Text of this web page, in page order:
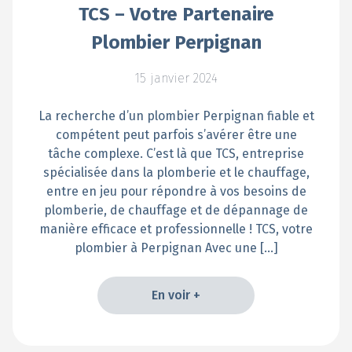
TCS – Votre Partenaire
Plombier Perpignan
15 janvier 2024
La recherche d’un plombier Perpignan fiable et
compétent peut parfois s’avérer être une
tâche complexe. C’est là que TCS, entreprise
spécialisée dans la plomberie et le chauffage,
entre en jeu pour répondre à vos besoins de
plomberie, de chauffage et de dépannage de
manière efficace et professionnelle ! TCS, votre
plombier à Perpignan Avec une […]
En voir +